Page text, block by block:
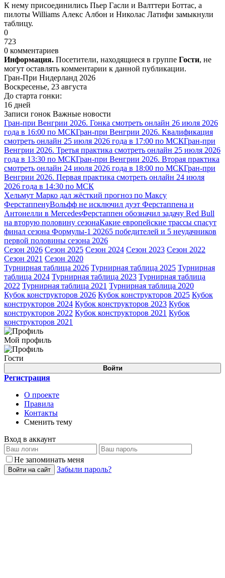
К нему присоединились Пьер Гасли и Валттери Боттас, а
пилоты Williams Алекс Албон и Николас Латифи замыкнули
таблицу.
0
723
0 комментариев
Информация. Посетители, находящиеся в группе Гости, не
могут оставлять комментарии к данной публикации.
Гран-При Нидерланд 2026
Воскресенье, 23 августа
До старта гонки:
16 дней
Записи гонок Важные новости
Гран-при Венгрии 2026. Гонка смотреть онлайн 26 июля 2026
года в 16:00 по МСКГран-при Венгрии 2026. Квалификация
смотреть онлайн 25 июля 2026 года в 17:00 по МСКГран-при
Венгрии 2026. Третья практика смотреть онлайн 25 июля 2026
года в 13:30 по МСКГран-при Венгрии 2026. Вторая практика
смотреть онлайн 24 июля 2026 года в 18:00 по МСКГран-при
Венгрии 2026. Первая практика смотреть онлайн 24 июля
2026 года в 14:30 по МСК
Хельмут Марко дал жёсткий прогноз по Максу
ФерстаппенуВольфф не исключил дуэт Ферстаппена и
Антонелли в MercedesФерстаппен обозначил задачу Red Bull
на вторую половину сезонаКакие европейские трассы спасут
финал сезона Формулы-1 20265 победителей и 5 неудачников
первой половины сезона 2026
Сезон 2026 Сезон 2025 Сезон 2024 Сезон 2023 Сезон 2022
Сезон 2021 Сезон 2020
Турнирная таблица 2026 Турнирная таблица 2025 Турнирная
таблица 2024 Турнирная таблица 2023 Турнирная таблица
2022 Турнирная таблица 2021 Турнирная таблица 2020
Кубок конструкторов 2026 Кубок конструкторов 2025 Кубок
конструкторов 2024 Кубок конструкторов 2023 Кубок
конструкторов 2022 Кубок конструкторов 2021 Кубок
конструкторов 2021
Мой профиль
Гости
Войти
Регистрация
О проекте
Правила
Контакты
Сменить тему
Вход в аккаунт
Не запоминать меня
Войти на сайт Забыли пароль?